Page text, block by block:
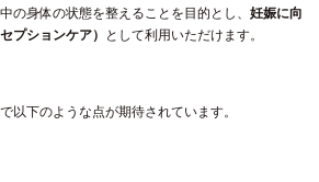
の身体の状態を整えることを目的とし、妊娠に向
プションケア）
として利用いただけます。
以下のような点が期待されています。